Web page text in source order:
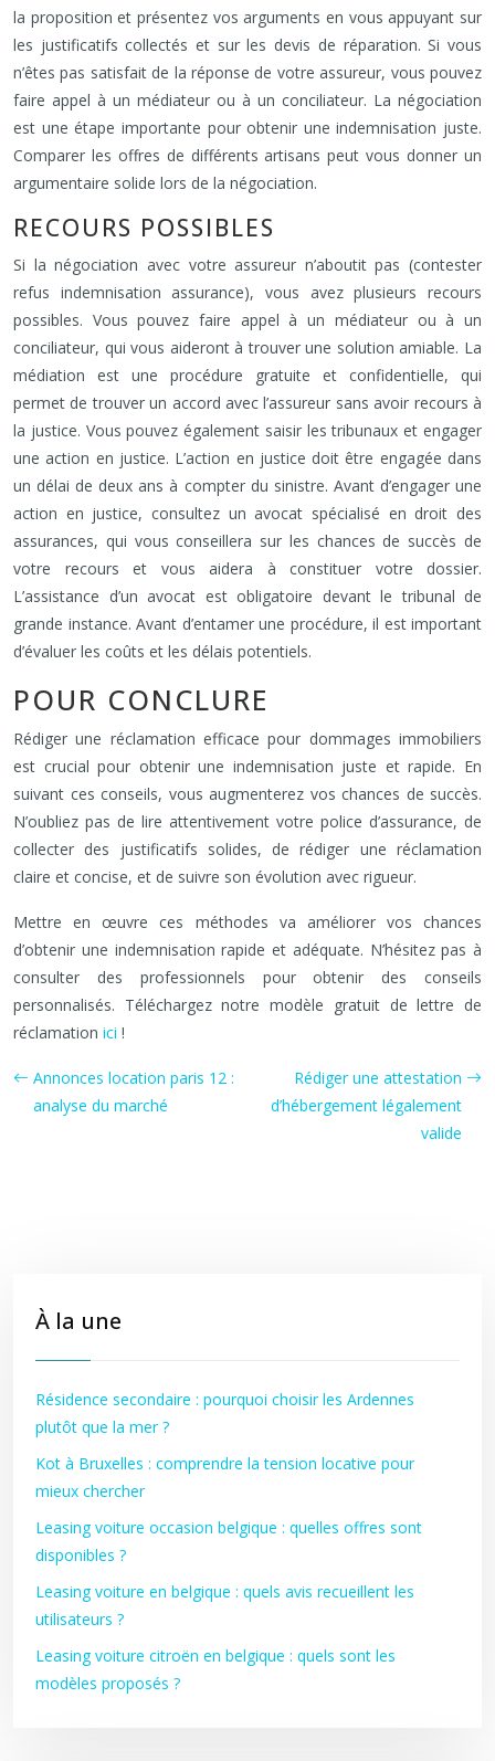
la proposition et présentez vos arguments en vous appuyant sur
les justificatifs collectés et sur les devis de réparation. Si vous
n’êtes pas satisfait de la réponse de votre assureur, vous pouvez
faire appel à un médiateur ou à un conciliateur. La négociation
est une étape importante pour obtenir une indemnisation juste.
Comparer les offres de différents artisans peut vous donner un
argumentaire solide lors de la négociation.
RECOURS POSSIBLES
Si la négociation avec votre assureur n’aboutit pas (contester
refus indemnisation assurance), vous avez plusieurs recours
possibles. Vous pouvez faire appel à un médiateur ou à un
conciliateur, qui vous aideront à trouver une solution amiable. La
médiation est une procédure gratuite et confidentielle, qui
permet de trouver un accord avec l’assureur sans avoir recours à
la justice. Vous pouvez également saisir les tribunaux et engager
une action en justice. L’action en justice doit être engagée dans
un délai de deux ans à compter du sinistre. Avant d’engager une
action en justice, consultez un avocat spécialisé en droit des
assurances, qui vous conseillera sur les chances de succès de
votre recours et vous aidera à constituer votre dossier.
L’assistance d’un avocat est obligatoire devant le tribunal de
grande instance. Avant d’entamer une procédure, il est important
d’évaluer les coûts et les délais potentiels.
POUR CONCLURE
Rédiger une réclamation efficace pour dommages immobiliers
est crucial pour obtenir une indemnisation juste et rapide. En
suivant ces conseils, vous augmenterez vos chances de succès.
N’oubliez pas de lire attentivement votre police d’assurance, de
collecter des justificatifs solides, de rédiger une réclamation
claire et concise, et de suivre son évolution avec rigueur.
Mettre en œuvre ces méthodes va améliorer vos chances
d’obtenir une indemnisation rapide et adéquate. N’hésitez pas à
consulter des professionnels pour obtenir des conseils
personnalisés. Téléchargez notre modèle gratuit de lettre de
réclamation ici !
Annonces location paris 12 :
analyse du marché
Rédiger une attestation
d’hébergement légalement
valide
À la une
Résidence secondaire : pourquoi choisir les Ardennes
plutôt que la mer ?
Kot à Bruxelles : comprendre la tension locative pour
mieux chercher
Leasing voiture occasion belgique : quelles offres sont
disponibles ?
Leasing voiture en belgique : quels avis recueillent les
utilisateurs ?
Leasing voiture citroën en belgique : quels sont les
modèles proposés ?